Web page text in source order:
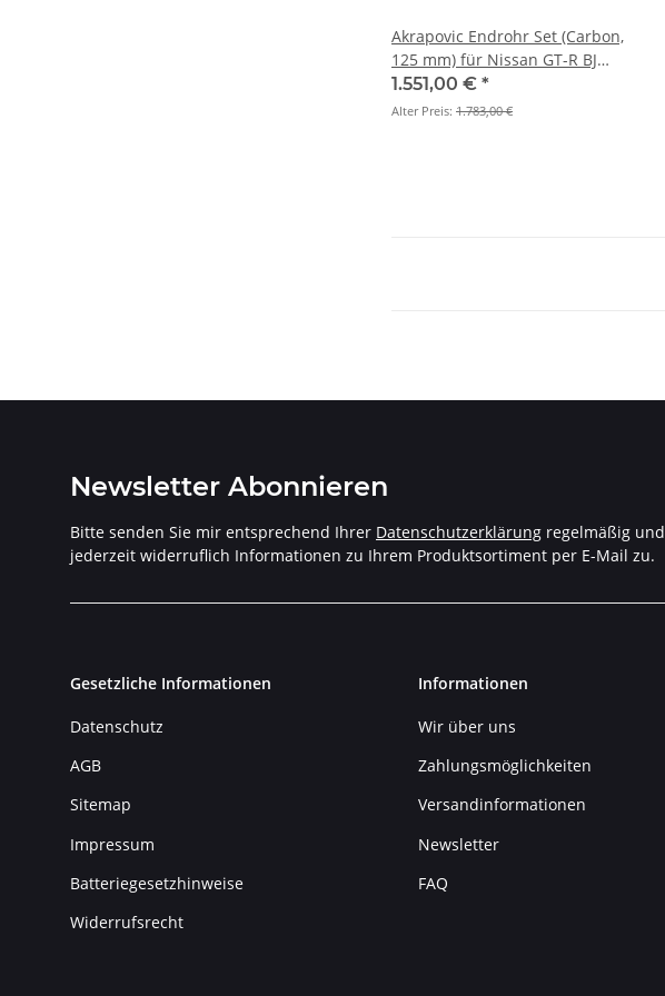
Akrapovic Endrohr Set (Carbon,
125 mm) für Nissan GT-R BJ
2008 > 2024 (TP-NIR35C)
1.551,00 € *
Alter Preis: 1.783,00 €
Newsletter Abonnieren
Bitte senden Sie mir entsprechend Ihrer Datenschutzerklärung regelmäßig und
jederzeit widerruflich Informationen zu Ihrem Produktsortiment per E-Mail zu.
Gesetzliche Informationen
Datenschutz
AGB
Sitemap
Impressum
Batteriegesetzhinweise
Widerrufsrecht
Informationen
Wir über uns
Zahlungsmöglichkeiten
Versandinformationen
Newsletter
FAQ